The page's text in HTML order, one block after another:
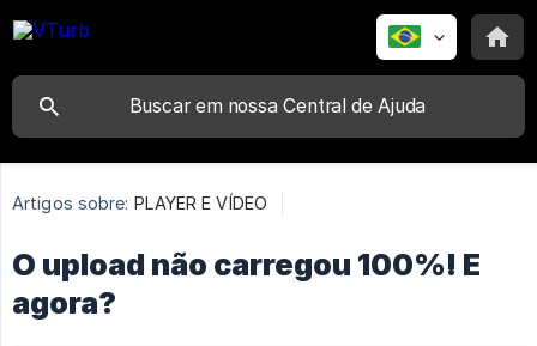
Artigos sobre: PLAYER E VÍDEO
O upload não carregou 100%! E
agora?